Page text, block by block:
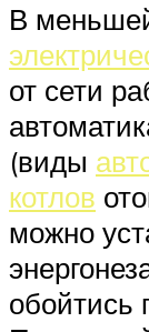
В
от сети
(виды
котлов
можно
обойтись